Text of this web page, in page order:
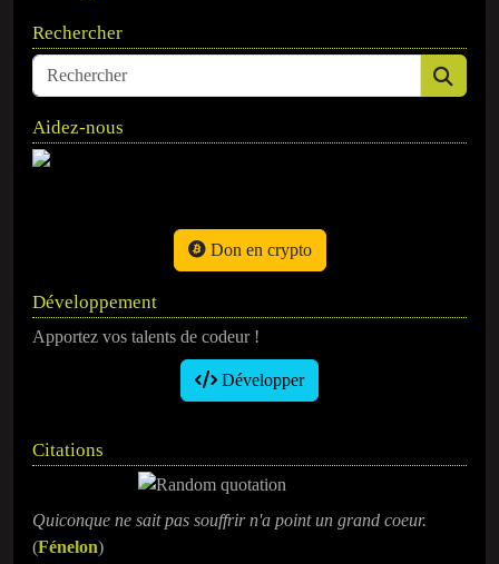
Rechercher
Aidez-nous
Don en crypto
Développement
Apportez vos talents de codeur !
Développer
Citations
Quiconque ne sait pas souffrir n'a point un grand coeur.
(Fénelon)